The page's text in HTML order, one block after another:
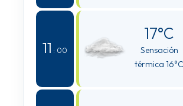
11 : 00
17°C
Sensación
térmica 16°C